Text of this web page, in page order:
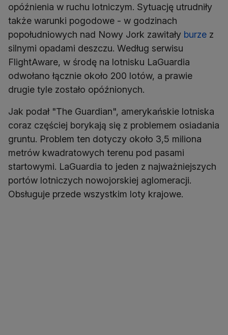
opóźnienia w ruchu lotniczym. Sytuację utrudniły
także warunki pogodowe - w godzinach
popołudniowych nad Nowy Jork zawitały burze z
silnymi opadami deszczu. Według serwisu
FlightAware, w środę na lotnisku LaGuardia
odwołano łącznie około 200 lotów, a prawie
drugie tyle zostało opóźnionych.
Jak podał "The Guardian", amerykańskie lotniska
coraz częściej borykają się z problemem osiadania
gruntu. Problem ten dotyczy około 3,5 miliona
metrów kwadratowych terenu pod pasami
startowymi. LaGuardia to jeden z najważniejszych
portów lotniczych nowojorskiej aglomeracji.
Obsługuje przede wszystkim loty krajowe.